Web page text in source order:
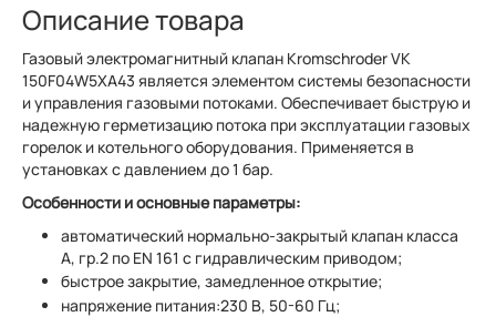
Описание товара
Газовый электромагнитный клапан Kromschroder VK
150F04W5XA43 является элементом системы безопасности
и управления газовыми потоками. Обеспечивает быструю и
надежную герметизацию потока при эксплуатации газовых
горелок и котельного оборудования. Применяется в
установках с давлением до 1 бар.
Особенности и основные параметры:
автоматический нормально-закрытый клапан класса
А, гр.2 по EN 161 с гидравлическим приводом;
быстрое закрытие, замедленное открытие;
напряжение питания:230 В, 50-60 Гц;